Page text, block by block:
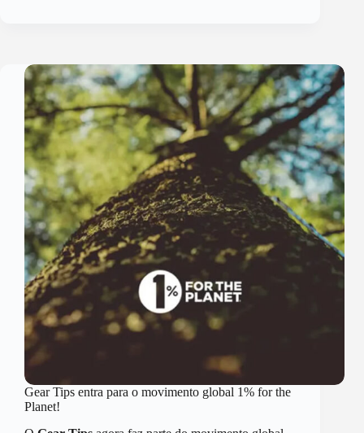
Gear Tips entra para o movimento global 1% for the
Planet!